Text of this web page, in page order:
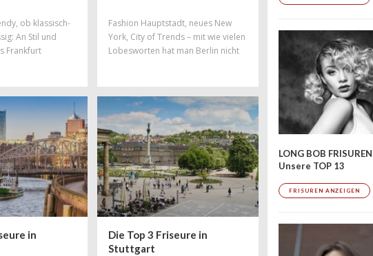
ob klassisch-
An Stil und
Frankfurt
Fashion Hauptstadt, neues New
York, City of Trends – mit wie vielen
Lobesworten hat man Berlin nicht
Angelegenheiten hat die
Hauptstadt die Nase vorn – mit
Salons, in denen Trends geboren
werden und wo sich Styles und
Stylisten aus der ganzen Welt feiern
lassen. Hier findet ihr Salons, die zu
den
in
Die Top 3 Friseure in
Stuttgart
LONG BOB FRISUREN
Unsere TOP 13
FRISUREN ANZEIGEN